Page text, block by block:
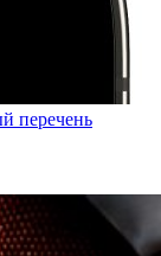
перечень